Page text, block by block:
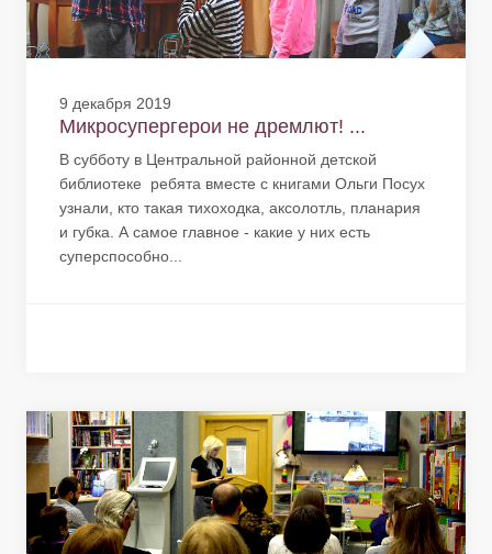
9 декабря 2019
Микросупергерои не дремлют! ...
В субботу в Центральной районной детской
библиотеке ребята вместе с книгами Ольги Посух
узнали, кто такая тихоходка, аксолотль, планария
и губка. А самое главное - какие у них есть
суперспособно...